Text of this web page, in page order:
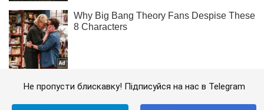
Не пропусти блискавку! Підписуйся на нас в Telegram